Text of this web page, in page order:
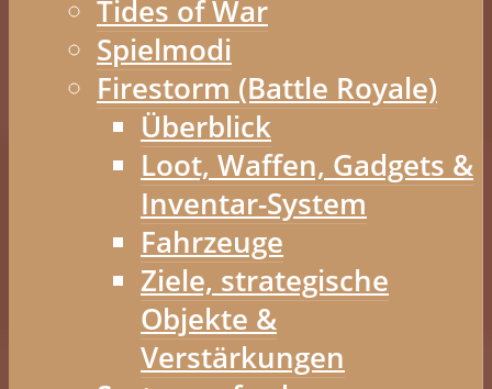
Tides of War
Spielmodi
Firestorm (Battle Royale)
Überblick
Loot, Waffen, Gadgets &
Inventar-System
Fahrzeuge
Ziele, strategische
Objekte &
Verstärkungen